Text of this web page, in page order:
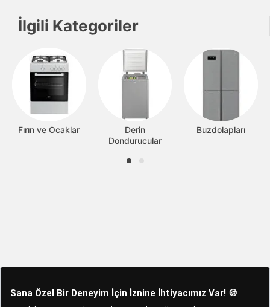
İlgili Kategoriler
Fırın ve Ocaklar
Derin
Dondurucular
Buzdolapları